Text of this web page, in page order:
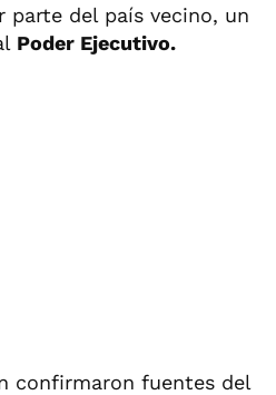
parte del país vecino, un
Poder Ejecutivo.
confirmaron fuentes del